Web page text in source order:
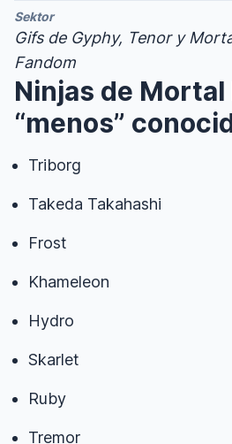
Sektor
Gifs de Gyphy, Tenor y
Fandom
Ninjas de Mortal
“menos”
Triborg
Takeda Takahashi
Frost
Khameleon
Hydro
Skarlet
Ruby
Tremor